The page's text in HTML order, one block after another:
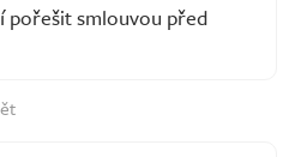
pořešit smlouvou před